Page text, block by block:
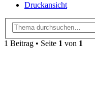
Druckansicht
1 Beitrag • Seite 1 von 1